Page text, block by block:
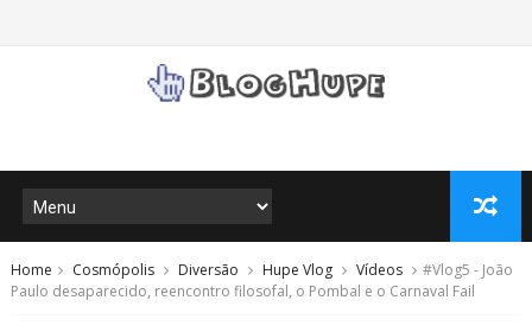
Home Cosmópolis Diversão Hupe Vlog Vídeos
#Vlog5 - João
Paulo desaparecido, reencontro filosofal, o Pombal e o Carnaval Fail